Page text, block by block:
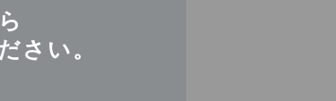
さい。